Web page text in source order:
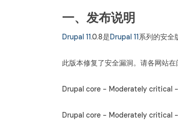
一、发布说明
Drupal 11.0.8是Drupal 11系列的安全
此版本修复了安全漏洞。请各网站
Drupal core - Moderately critical
Drupal core - Moderately critical